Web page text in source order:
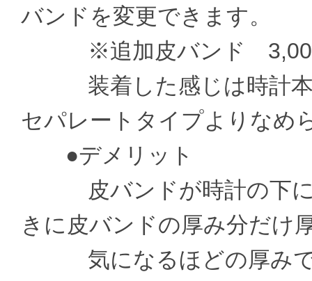
バンドを変更できます。
※追加皮バンド 3,000
装着した感じは時計本
セパレートタイプよりなめ
●デメリット
皮バンドが時計の下に
きに皮バンドの厚み分だけ
気になるほどの厚みで